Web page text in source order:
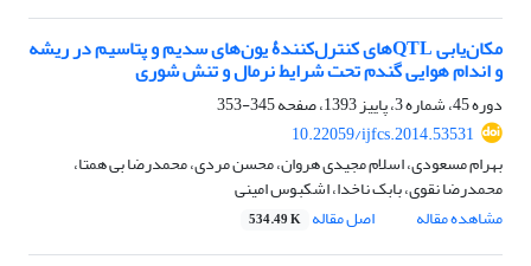
مکان‌یابی QTLهای کنترل‌کنندۀ یون‌های سدیم و پتاسیم در ریشه
و اندام هوایی گندم تحت شرایط نرمال و تنش شوری
دوره 45، شماره 3، پاییز 1393، صفحه
345-353
10.22059/ijfcs.2014.53531
بهرام مسعودی، اسلام مجیدی هروان، محسن مردی، محمدرضا بی همتا،
محمدرضا نقوی، بابک ناخدا، اشکبوس امینی
مشاهده مقاله
اصل مقاله 534.49 K